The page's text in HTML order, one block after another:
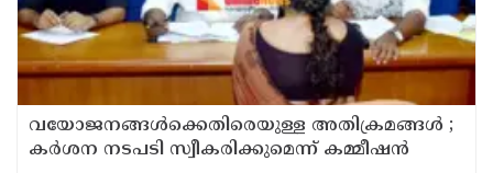
വയോജനങ്ങൾക്കെതിരെയുള്ള അതിക്രമങ്ങൾ ;
കർശന നടപടി സ്വീകരിക്കുമെന്ന് കമ്മീഷൻ